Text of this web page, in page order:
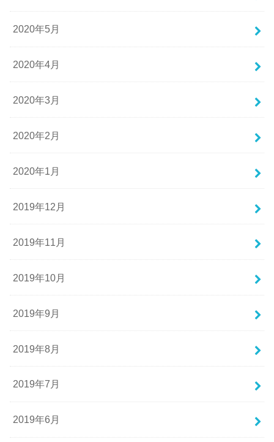
2020年5月
2020年4月
2020年3月
2020年2月
2020年1月
2019年12月
2019年11月
2019年10月
2019年9月
2019年8月
2019年7月
2019年6月